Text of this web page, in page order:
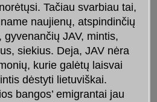
Tačiau svarbiau tai,
naujienų, atspindinčių
gyvenančių JAV, mintis,
siekius. Deja, JAV nėra
kurie galėtų laisvai
dėstyti lietuviškai.
bangos’ emigrantai jau